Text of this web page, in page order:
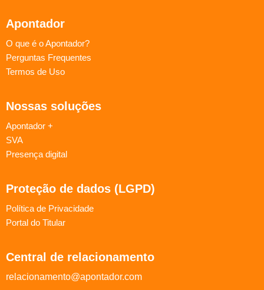
Apontador
O que é o Apontador?
Perguntas Frequentes
Termos de Uso
Nossas soluções
Apontador +
SVA
Presença digital
Proteção de dados (LGPD)
Política de Privacidade
Portal do Titular
Central de relacionamento
relacionamento@apontador.com